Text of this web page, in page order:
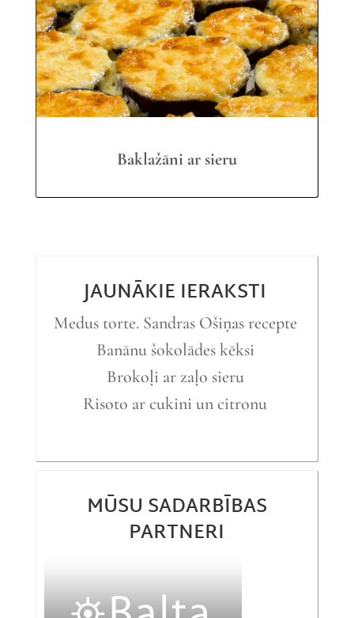
Baklažāni ar sieru
JAUNĀKIE IERAKSTI
Medus torte. Sandras Ošiņas recepte
Banānu šokolādes kēksi
Brokoļi ar zaļo sieru
Risoto ar cukini un citronu
MŪSU SADARBĪBAS
PARTNERI